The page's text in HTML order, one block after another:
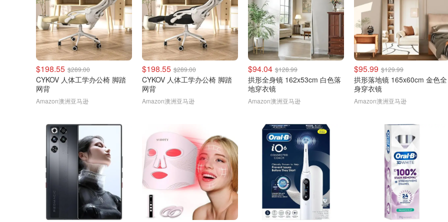
$198.55 $289.00
CYKOV 人体工学办公椅 脚踏
网背
Amazon澳洲亚马逊
$198.55 $289.00
CYKOV 人体工学办公椅 脚踏
网背
Amazon澳洲亚马逊
$94.04 $128.99
拱形全身镜 162x53cm 白色落
地穿衣镜
Amazon澳洲亚马逊
$95.99 $129.99
拱形落地镜 165x60cm 金色全
身穿衣镜
Amazon澳洲亚马逊